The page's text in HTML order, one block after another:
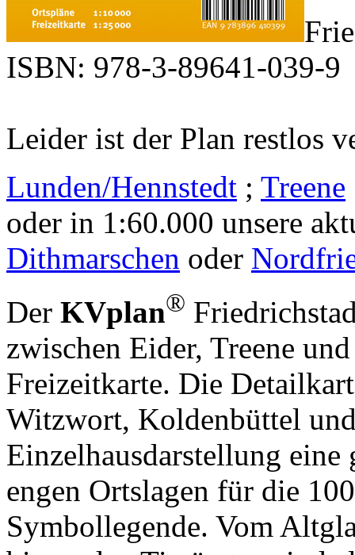
ISBN: 978-3-89641-039-9
Leider ist der Plan restlos
Lunden/Hennstedt ; Treene
oder in 1:60.000 unsere
Dithmarschen oder
Der KVplan®
zwischen Eider, Treene
Freizeitkarte. Die
Witzwort, Koldenbüttel
Einzelhausdarstellung
engen Ortslagen für die
Symbollegende. Vom